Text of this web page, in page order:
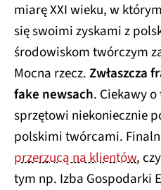
miarę XXI wieku, w
się swoimi zyskami z
środowiskom twórczym
Mocna rzecz.Zwłaszcza
fake newsach. Ciekawy
sprzętowi niekoniecznie
polskimi twórcami.
przerzucą na klientów,
tym np. Izba Gospodarki